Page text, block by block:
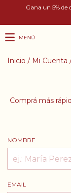
Gana un 5%
MENÚ
Inicio / Mi Cuenta
Comprá más
NOMBRE
EMAIL